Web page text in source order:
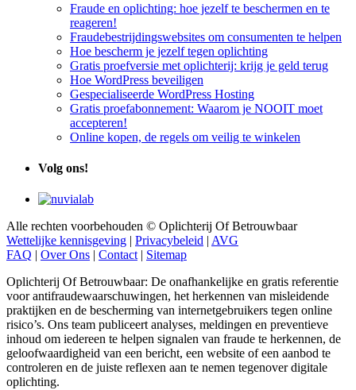
Fraude en oplichting: hoe jezelf te beschermen en te
reageren!
Fraudebestrijdingswebsites om consumenten te helpen
Hoe bescherm je jezelf tegen oplichting
Gratis proefversie met oplichterij: krijg je geld terug
Hoe WordPress beveiligen
Gespecialiseerde WordPress Hosting
Gratis proefabonnement: Waarom je NOOIT moet
accepteren!
Online kopen, de regels om veilig te winkelen
Volg ons!
Alle rechten voorbehouden © Oplichterij Of Betrouwbaar
Wettelijke kennisgeving | Privacybeleid | AVG
FAQ | Over Ons | Contact | Sitemap
Oplichterij Of Betrouwbaar: De onafhankelijke en gratis referentie
voor antifraudewaarschuwingen, het herkennen van misleidende
praktijken en de bescherming van internetgebruikers tegen online
risico’s. Ons team publiceert analyses, meldingen en preventieve
inhoud om iedereen te helpen signalen van fraude te herkennen, de
geloofwaardigheid van een bericht, een website of een aanbod te
controleren en de juiste reflexen aan te nemen tegenover digitale
oplichting.